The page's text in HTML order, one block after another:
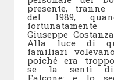
presente,
del 1989,
Giuseppe
Alla luce di
familiari
poiché era
se la sentì di